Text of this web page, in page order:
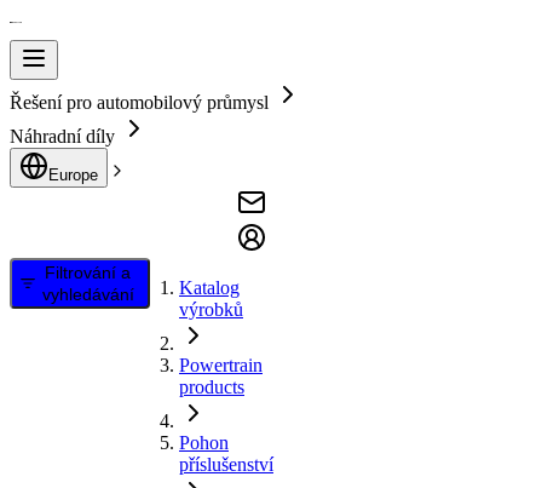
Řešení pro automobilový průmysl
Náhradní díly
Europe
Filtrování a
vyhledávání
Katalog
výrobků
Powertrain
products
Pohon
příslušenství